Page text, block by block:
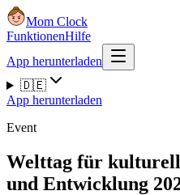
Mom Clock
FunktionenHilfe
App herunterladen
🇩🇪
App herunterladen
Event
Welttag für
und Entwicklung